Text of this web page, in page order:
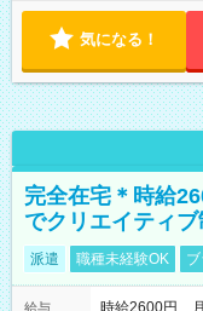
気になる！
完全在宅＊時給
でクリエイティ
派遣 職種未経験OK
給与
時給2600円